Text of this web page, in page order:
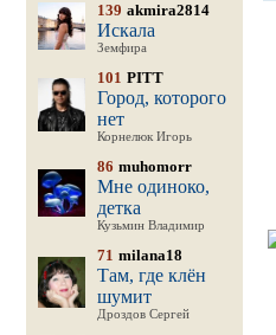
139 akmira2814
Искала
Земфира
101 PITT
Город, которого
нет
Корнелюк Игорь
86 muhomorr
Мне одиноко,
детка
Кузьмин Владимир
71 milana18
Там, где клён
шумит
Дроздов Сергей